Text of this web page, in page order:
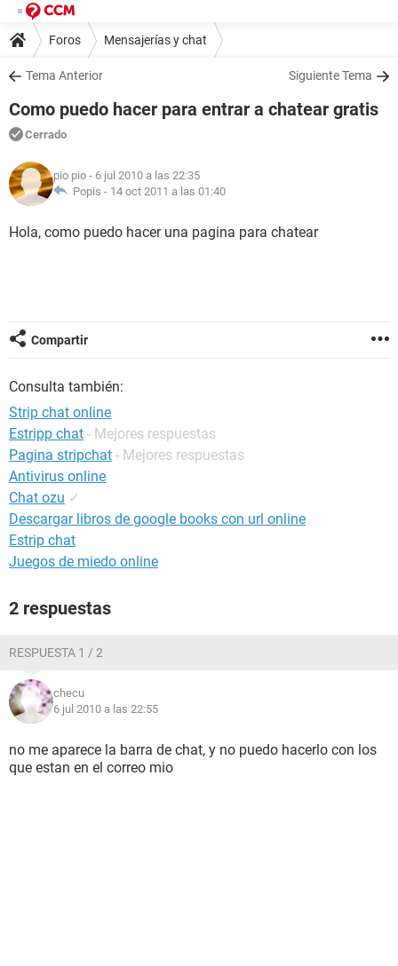
Foros Mensajerías y chat
Tema Anterior Siguiente Tema
Como puedo hacer para entrar a chatear gratis
Cerrado
pio pio - 6 jul 2010 a las 22:35
Popis - 14 oct 2011 a las 01:40
Hola, como puedo hacer una pagina para chatear
Compartir
Consulta también:
Strip chat online
Estripp chat - Mejores respuestas
Pagina stripchat - Mejores respuestas
Antivirus online
Chat ozu ✓
Descargar libros de google books con url online
Estrip chat
Juegos de miedo online
2 respuestas
RESPUESTA 1 / 2
checu
6 jul 2010 a las 22:55
no me aparece la barra de chat, y no puedo hacerlo con los
que estan en el correo mio